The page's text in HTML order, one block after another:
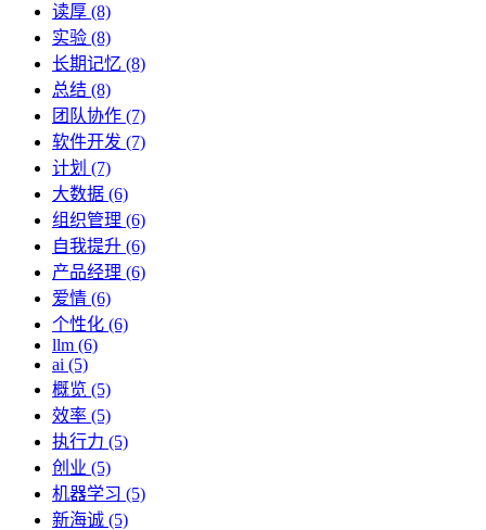
读厚 (8)
实验 (8)
长期记忆 (8)
总结 (8)
团队协作 (7)
软件开发 (7)
计划 (7)
大数据 (6)
组织管理 (6)
自我提升 (6)
产品经理 (6)
爱情 (6)
个性化 (6)
llm (6)
ai (5)
概览 (5)
效率 (5)
执行力 (5)
创业 (5)
机器学习 (5)
新海诚 (5)